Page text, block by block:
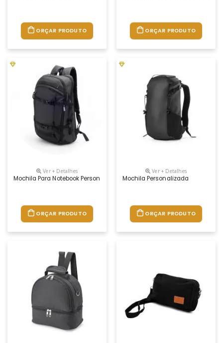
ORÇAR PRODUTO ORÇAR PRODUTO
Ver + Detalhes
Mochila Para Notebook Personalizada
ORÇAR PRODUTO
Ver + Detalhes
Mochila Personalizada
ORÇAR PRODUTO